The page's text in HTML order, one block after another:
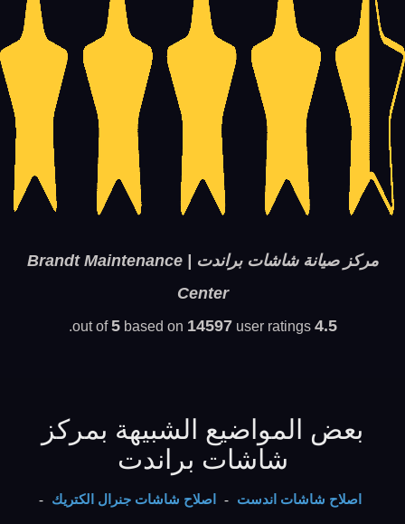
مركز صيانة شاشات براندت | Brandt Maintenance
Center
4.5
out of
5based on 14597user ratings.
بعض المواضيع الشبيهة بمركز
شاشات براندت
اصلاح شاشات اندست - اصلاح شاشات جنرال الكتريك -